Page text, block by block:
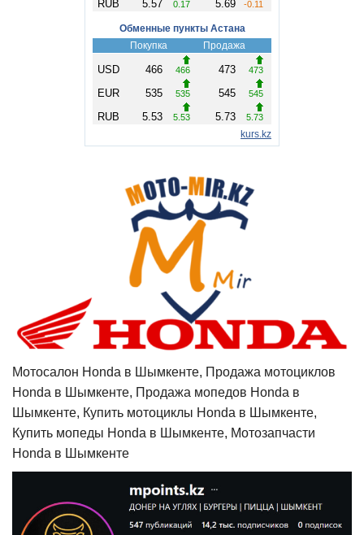
Мотосалон Honda в Шымкенте, Продажа мотоциклов
Honda в Шымкенте, Продажа мопедов Honda в
Шымкенте, Купить мотоциклы Honda в Шымкенте,
Купить мопеды Honda в Шымкенте, Мотозапчасти
Honda в Шымкенте